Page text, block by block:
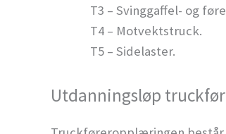
T3 – Svinggaffel- og
T4 – Motvektstruck.
T5 – Sidelaster.
Utdanningsløp